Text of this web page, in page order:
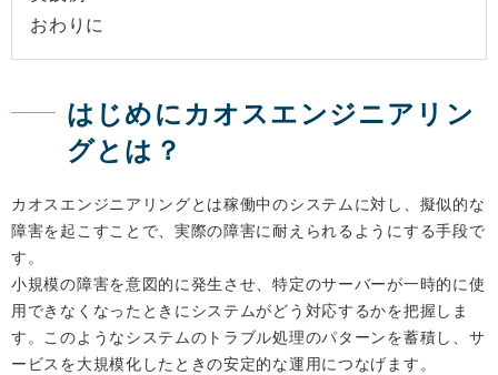
おわりに
はじめにカオスエンジニアリン
グとは？
カオスエンジニアリングとは稼働中のシステムに対し、擬似的な
障害を起こすことで、実際の障害に耐えられるようにする手段で
す。
小規模の障害を意図的に発生させ、特定のサーバーが一時的に使
用できなくなったときにシステムがどう対応するかを把握しま
す。このようなシステムのトラブル処理のパターンを蓄積し、サ
ービスを大規模化したときの安定的な運用につなげます。